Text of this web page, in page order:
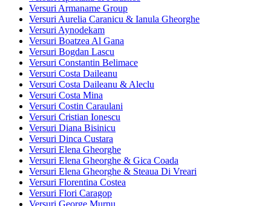
Versuri Armaname Group
Versuri Aurelia Caranicu & Ianula Gheorghe
Versuri Aynodekam
Versuri Boatzea Al Gana
Versuri Bogdan Lascu
Versuri Constantin Belimace
Versuri Costa Daileanu
Versuri Costa Daileanu & Aleclu
Versuri Costa Mina
Versuri Costin Caraulani
Versuri Cristian Ionescu
Versuri Diana Bisinicu
Versuri Dinca Custara
Versuri Elena Gheorghe
Versuri Elena Gheorghe & Gica Coada
Versuri Elena Gheorghe & Steaua Di Vreari
Versuri Florentina Costea
Versuri Flori Caragop
Versuri George Murnu